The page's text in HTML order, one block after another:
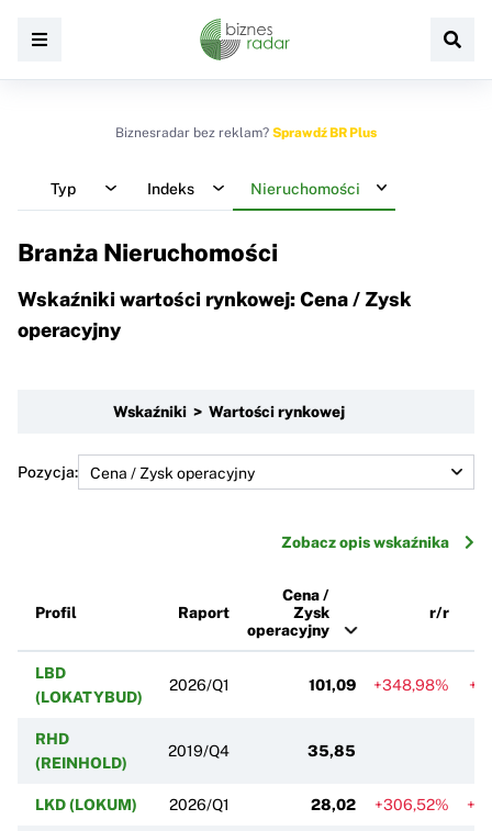
Biznesradar bez reklam? Sprawdź BR Plus
Typ Indeks Nieruchomości
Branża Nieruchomości
Wskaźniki wartości rynkowej: Cena / Zysk
operacyjny
Wskaźniki > Wartości rynkowej
Pozycja:
Zobacz opis wskaźnika
Profil Raport
Cena /
Zysk
operacyjny
r/r
LBD
(LOKATYBUD)
2026/Q1 101,09 +348,98%
RHD
(REINHOLD)
2019/Q4 35,85
LKD (LOKUM) 2026/Q1 28,02 +306,52%